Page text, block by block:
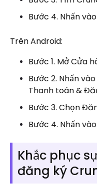
Bước 4. Nhấn
Trên Android:
Bước 1. Mở Cửa
Bước 2. Nhấn
Thanh toán &
Bước 3. Chọn
Bước 4. Nhấn
Khắc phục
đăng ký